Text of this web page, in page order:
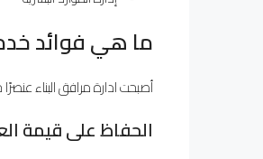
ما هي فوائد
أصبحت ادارة مرافق البناء
الحفاظ على قيمة